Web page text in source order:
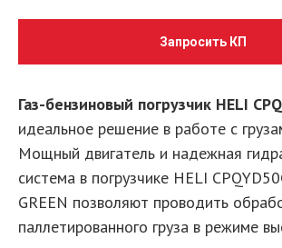
Запросить КП
Газ-бензиновый погрузчик HELI
идеальное решение в работе с
Мощный двигатель и надежная
система в погрузчике HELI
GREEN позволяют проводить
паллетированного груза в режиме